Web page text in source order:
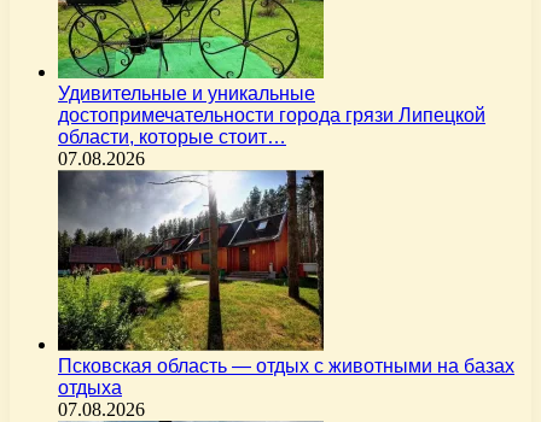
Удивительные и уникальные
достопримечательности города грязи Липецкой
области, которые стоит…
07.08.2026
Псковская область — отдых с животными на базах
отдыха
07.08.2026